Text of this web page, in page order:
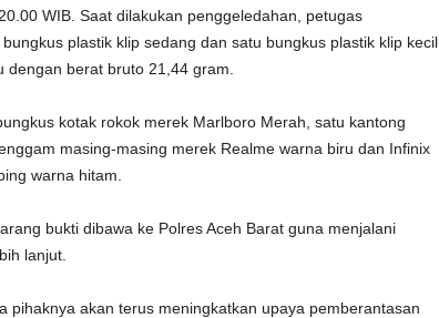
WIB. Saat dilakukan penggeledahan, petugas
plastik klip sedang dan satu bungkus plastik klip kecil
berat bruto 21,44 gram.
kotak rokok merek Marlboro Merah, satu kantong
masing-masing merek Realme warna biru dan Infinix
warna hitam.
bukti dibawa ke Polres Aceh Barat guna menjalani
lanjut.
pihaknya akan terus meningkatkan upaya pemberantasan